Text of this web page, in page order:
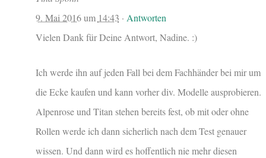
9. Mai 2016um 14:43 · Antworten
Vielen Dank für Deine Antwort, Nadine. :)
Ich werde ihn auf jeden Fall bei dem Fachhänder bei mir um
die Ecke kaufen und kann vorher div. Modelle ausprobieren.
Alpenrose und Titan stehen bereits fest, ob mit oder ohne
Rollen werde ich dann sicherlich nach dem Test genauer
wissen. Und dann wird es hoffentlich nie mehr diesen